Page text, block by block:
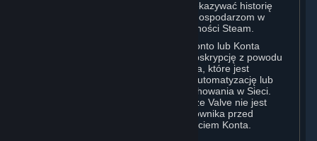
jego automatyzację, a Valve może przekazywać historię
korzystania z Cheatów Zewnętrznym Gospodarzom w
zakresie określonym w Polityce Prywatności Steam.
Valve może ograniczyć lub zamknąć Konto lub Konta
Użytkownika bądź zakończyć daną Subskrypcję z powodu
jakiegokolwiek zachowania lub działania, które jest
niezgodne z prawem, stanowi Cheat, automatyzację lub
narusza Zasady Steam Dotyczące Zachowania w Sieci.
Użytkownik przyjmuje do wiadomości, że Valve nie jest
zobowiązana do powiadomienia Użytkownika przed
zakończeniem Subskrypcji lub zamknięciem Konta.